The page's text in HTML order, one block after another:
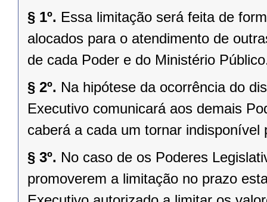
§ 1º. Essa limitação será feita de
alocados para o atendimento de
de cada Poder e do Ministério
§ 2º. Na hipótese da ocorrência do
Executivo comunicará aos demais
caberá a cada um tornar
§ 3º. No caso de os Poderes
promoverem a limitação no prazo